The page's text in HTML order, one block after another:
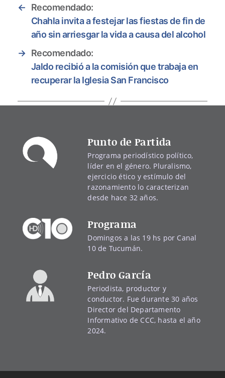
←
Recomendado:
Chahla invita a festejar las fiestas de fin de
año sin arriesgar la vida a causa del alcohol
→ Recomendado:
Jaldo recibió a la comisión que trabaja en
recuperar la Iglesia San Francisco
Punto de Partida
Programa periodístico político,
líder en el género. Pluralismo,
ejercicio ético y estímulo del
razonamiento lo caracterizan
desde hace 32 años.
Programa
Domingos a las 19 hs por Canal
10 de Tucumán.
Pedro García
Periodista, productor y
conductor. Fue durante 30 años
Director del Departamento
Informativo de CCC, hasta el año
2024.